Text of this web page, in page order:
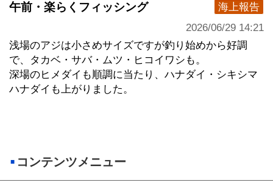
海上報告
午前・楽らくフィッシング
2026/06/29 14:21
浅場のアジは小さめサイズですが釣り始めから好調
で、タカベ・サバ・ムツ・ヒコイワシも。
深場のヒメダイも順調に当たり、ハナダイ・シキシマ
ハナダイも上がりました。
コンテンツメニュー